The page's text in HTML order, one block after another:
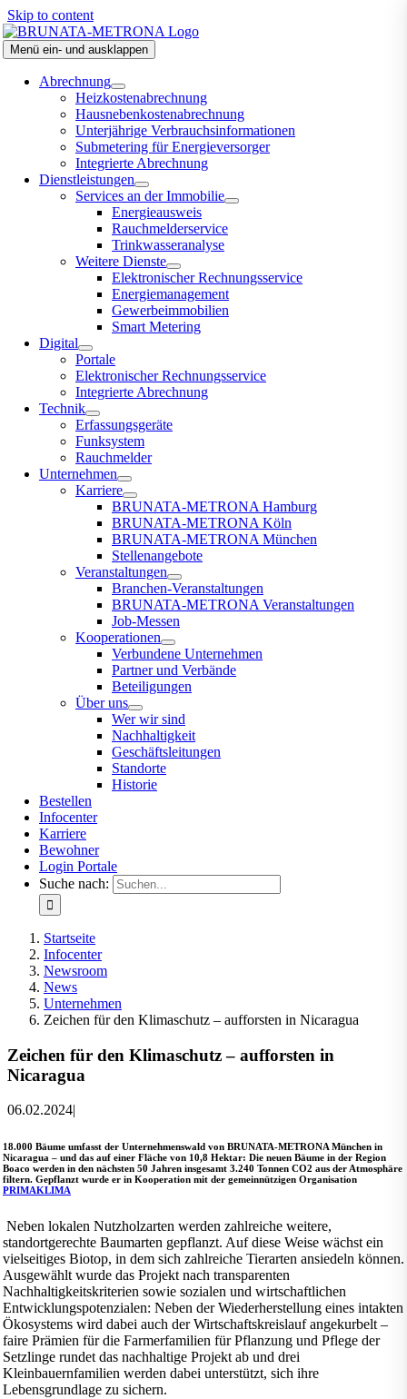
Skip to content
Menü ein- und ausklappen
Abrechnung
Heizkostenabrechnung
Hausnebenkostenabrechnung
Unterjährige Verbrauchsinformationen
Submetering für Energieversorger
Integrierte Abrechnung
Dienstleistungen
Services an der Immobilie
Energieausweis
Rauchmelderservice
Trinkwasseranalyse
Weitere Dienste
Elektronischer Rechnungsservice
Energiemanagement
Gewerbeimmobilien
Smart Metering
Digital
Portale
Elektronischer Rechnungsservice
Integrierte Abrechnung
Technik
Erfassungsgeräte
Funksystem
Rauchmelder
Unternehmen
Karriere
BRUNATA-METRONA Hamburg
BRUNATA-METRONA Köln
BRUNATA-METRONA München
Stellenangebote
Veranstaltungen
Branchen-Veranstaltungen
BRUNATA-METRONA Veranstaltungen
Job-Messen
Kooperationen
Verbundene Unternehmen
Partner und Verbände
Beteiligungen
Über uns
Wer wir sind
Nachhaltigkeit
Geschäftsleitungen
Standorte
Historie
Bestellen
Infocenter
Karriere
Bewohner
Login Portale
Suche nach:
Startseite
Infocenter
Newsroom
News
Unternehmen
Zeichen für den Klimaschutz – aufforsten in Nicaragua
Zeichen für den Klimaschutz – aufforsten in
Nicaragua
06.02.2024|
18.000 Bäume umfasst der Unternehmenswald von BRUNATA-METRONA München in
Nicaragua – und das auf einer Fläche von 10,8 Hektar: Die neuen Bäume in der Region
Boaco werden in den nächsten 50 Jahren insgesamt 3.240 Tonnen CO2 aus der Atmosphäre
filtern. Gepflanzt wurde er in Kooperation mit der gemeinnützigen Organisation
PRIMAKLIMA
Neben lokalen Nutzholzarten werden zahlreiche weitere,
standortgerechte Baumarten gepflanzt. Auf diese Weise wächst ein
vielseitiges Biotop, in dem sich zahlreiche Tierarten ansiedeln können.
Ausgewählt wurde das Projekt nach transparenten
Nachhaltigkeitskriterien sowie sozialen und wirtschaftlichen
Entwicklungspotenzialen: Neben der Wiederherstellung eines intakten
Ökosystems wird dabei auch der Wirtschaftskreislauf angekurbelt –
faire Prämien für die Farmerfamilien für Pflanzung und Pflege der
Setzlinge rundet das nachhaltige Projekt ab und drei
Kleinbauernfamilien werden dabei unterstützt, sich ihre
Lebensgrundlage zu sichern.